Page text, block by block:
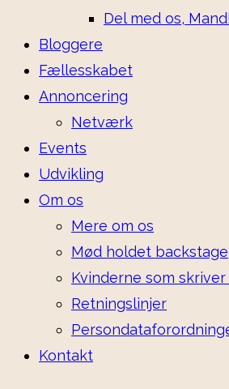
Del med os, Mand!
Bloggere
Fællesskabet
Annoncering
Netværk
Events
Udvikling
Om os
Mere om os
Mød holdet backstage
Kvinderne som
Retningslinjer
Kontakt